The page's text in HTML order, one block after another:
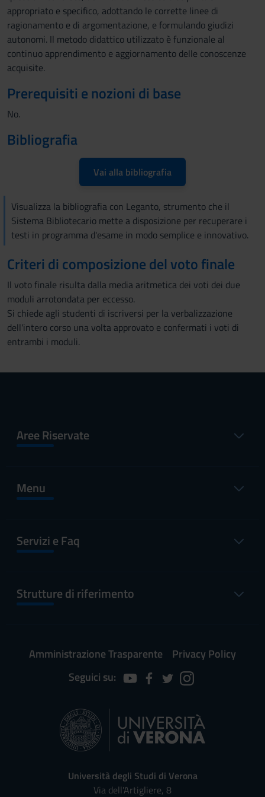
appropriato e specifico, adottando le corrette linee di
ragionamento e di argomentazione, e formulando giudizi
autonomi. Il metodo didattico utilizzato è funzionale al
continuo apprendimento e aggiornamento delle conoscenze
acquisite.
Prerequisiti e nozioni di base
No.
Bibliografia
Vai alla bibliografia
Visualizza la bibliografia con Leganto, strumento che il
Sistema Bibliotecario mette a disposizione per recuperare i
testi in programma d'esame in modo semplice e innovativo.
Criteri di composizione del voto finale
Il voto finale risulta dalla media aritmetica dei voti dei due
moduli arrotondata per eccesso.
Si chiede agli studenti di iscriversi per la verbalizzazione
dell'intero corso una volta approvato e confermati i voti di
entrambi i moduli.
Aree Riservate
Menu
Servizi e Faq
Strutture di riferimento
Amministrazione Trasparente
Privacy Policy
Seguici su:
Università degli Studi di Verona
Via dell'Artigliere, 8